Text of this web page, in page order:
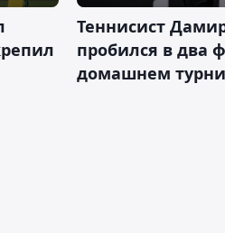
Теннисист
пробился в два
домашнем